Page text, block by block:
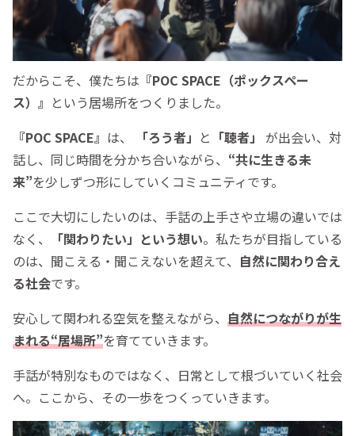
だからこそ、僕たちは 『POC SPACE（ポックスペー
ス）』 という居場所をつくりました。
『POC SPACE』 は、 「ろう者」 と 「聴者」 が出会い、対
話し、同じ時間を分かち合いながら、 “共に生きる未
来”を少しずつ形にしていくコミュニティです。
ここで大切にしたいのは、手話の上手さや立場の違いでは
なく、
「関わりたい」という想い。私たちが目指している
のは、聞こえる・聞こえないを超えて、 自然に関わり合え
る社会です。
安心して関われる空気を整えながら、 自然につながりが生
まれる“居場所”を育てていきます。
手話が特別なものではなく、日常として根づいていく社会
へ。ここから、その一歩をつくっていきます。